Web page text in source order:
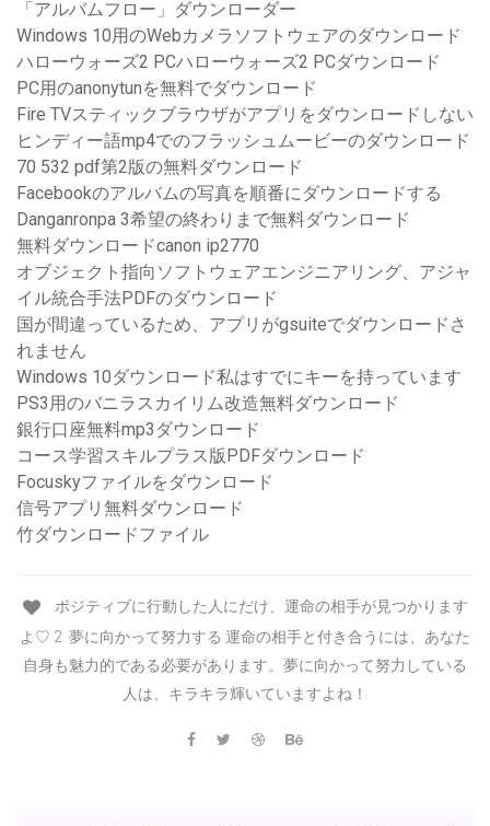
「アルバムフロー」ダウンローダー
Windows 10用のWebカメラソフトウェアのダウンロード
ハローウォーズ2 PCハローウォーズ2 PCダウンロード
PC用のanonytunを無料でダウンロード
Fire TVスティックブラウザがアプリをダウンロードしない
ヒンディー語mp4でのフラッシュムービーのダウンロード
70 532 pdf第2版の無料ダウンロード
Facebookのアルバムの写真を順番にダウンロードする
Danganronpa 3希望の終わりまで無料ダウンロード
無料ダウンロードcanon ip2770
オブジェクト指向ソフトウェアエンジニアリング、アジャ
イル統合手法PDFのダウンロード
国が間違っているため、アプリがgsuiteでダウンロードさ
れません
Windows 10ダウンロード私はすでにキーを持っています
PS3用のバニラスカイリム改造無料ダウンロード
銀行口座無料mp3ダウンロード
コース学習スキルプラス版PDFダウンロード
Focuskyファイルをダウンロード
信号アプリ無料ダウンロード
竹ダウンロードファイル
ポジティブに行動した人にだけ、運命の相手が見つかります
よ♡ 2. 夢に向かって努力する 運命の相手と付き合うには、あなた
自身も魅力的である必要があります。夢に向かって努力している
人は、キラキラ輝いていますよね！